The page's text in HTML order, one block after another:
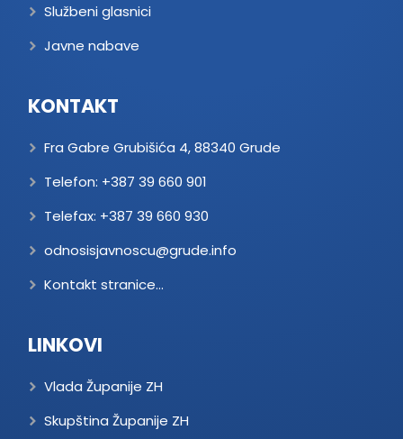
Službeni glasnici
Javne nabave
KONTAKT
Fra Gabre Grubišića 4, 88340 Grude
Telefon: +387 39 660 901
Telefax: +387 39 660 930
odnosisjavnoscu@grude.info
Kontakt stranice...
LINKOVI
Vlada Županije ZH
Skupština Županije ZH